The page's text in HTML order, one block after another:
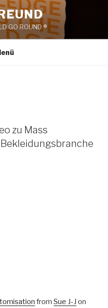
GO ROUND ®
zu Mass
from Sue J-J on